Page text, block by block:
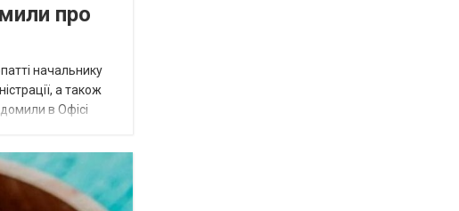
про
начальнику
а також
в Офісі